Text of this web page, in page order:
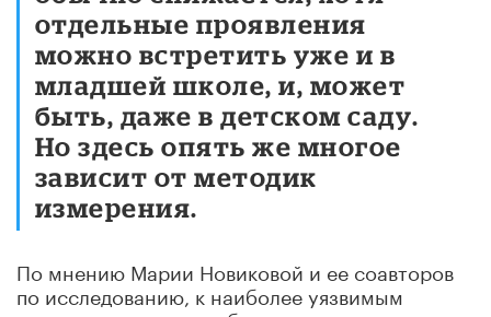
отдельные проявления
можно встретить уже и в
младшей школе, и, может
быть, даже в детском саду.
Но здесь опять же многое
зависит от методик
измерения.
По мнению Марии Новиковой и ее соавторов
по исследованию, к наиболее уязвимым